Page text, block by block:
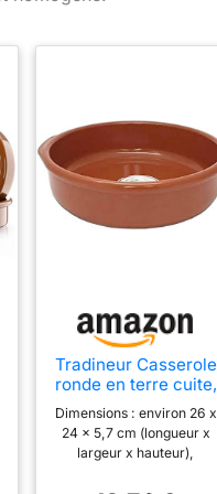
Tradineur Casserole
ronde en terre cuite,
convient pour vitro
et four, idéale pour
ragoûts et rôtis faits
maison - Ø 26 cm
Dimensions : environ 26 x
24 x 5,7 cm (longueur x
largeur x hauteur),